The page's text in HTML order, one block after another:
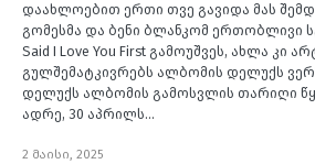
დაახლოებით ერთი თვე გავიდა მას
გომესმა და ბენი ბლანკომ ერთობლივი
Said I Love You First გამოუშვეს, ახლა კი
გულშემატკივრებს ალბომის დელუქს
დელუქს ალბომის გამოსვლის თარიღი
ადრე, 30 აპრილს…
2 მაისი, 2025